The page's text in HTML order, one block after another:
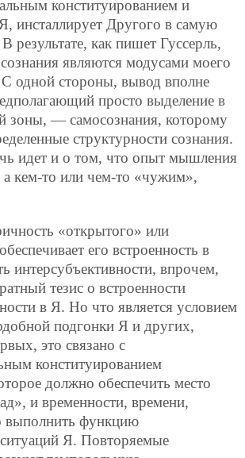
конституированием и
инсталлирует Другого в самую
результате, как пишет Гуссерль,
являются модусами моего
С одной стороны, вывод вполне
просто выделение в
зоны, — самосознания, которому
структурности сознания.
идет и о том, что опыт мышления
а кем-то или чем-то «чужим»,
«открытого» или
его встроенность в
интерсубъективности, впрочем,
тезис о встроенности
в Я. Но что является условием
подгонки Я и других,
это связано с
конституированием
должно обеспечить место
и временности, времени,
выполнить функцию
Я. Повторяемые